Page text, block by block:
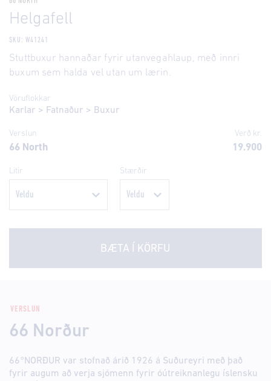
Helgafell
SKU: W41241
Stuttbuxur hannaðar fyrir utanvegahlaup, með innri
buxum sem halda vel utan um lærin.
Vöruflokkar
Karlar > Fatnaður > Buxur
Verslun Verð kr.
66 North 19.900
Litir Stærðir
BÆTA Í KÖRFU
VERSLUN
66 Norður
66°NORÐUR var stofnað árið 1926 á Suðureyri með það
fyrir augum að verja sjómenn fyrir óútreiknanlegu íslensku